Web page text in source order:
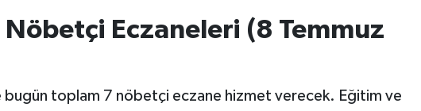
Eczaneleri (8 Temmuz
bugün toplam 7 nöbetçi eczane hizmet verecek. Eğitim ve